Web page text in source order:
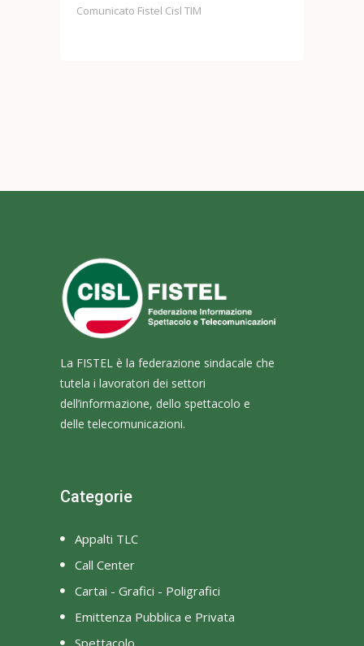
La FISTEL è la federazione sindacale che
tutela i lavoratori dei settori
dell’informazione, dello spettacolo e
delle telecomunicazioni.
Categorie
Appalti TLC
Call Center
Cartai - Grafici - Poligrafici
Emittenza Pubblica e Privata